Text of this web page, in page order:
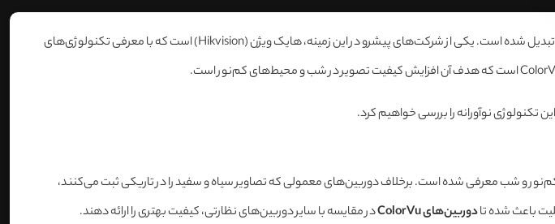
در دنیای پرشتاب تکنولوژی، نظارت تصویری به یکی از ابزارهای ضروری برای حفظ امنیت و مدیریت مکان‌های مختلف تبدیل شده است. یکی از شرکت‌های پیشرو در این زمینه، هایک ویژن (Hikvision) است که با معرفی تکنولوژی‌های
تکنولوژی نوآورانه را بررسی خواهیم کرد.
و شب معرفی شده است. برخلاف دوربین‌های معمولی که تصاویر سیاه و سفید را در تاریکی ثبت می‌کنند،
دوربین‌های ColorVu در مقایسه با سایر دوربین‌های نظارتی، کیفیت بهتری را ارائه دهند.